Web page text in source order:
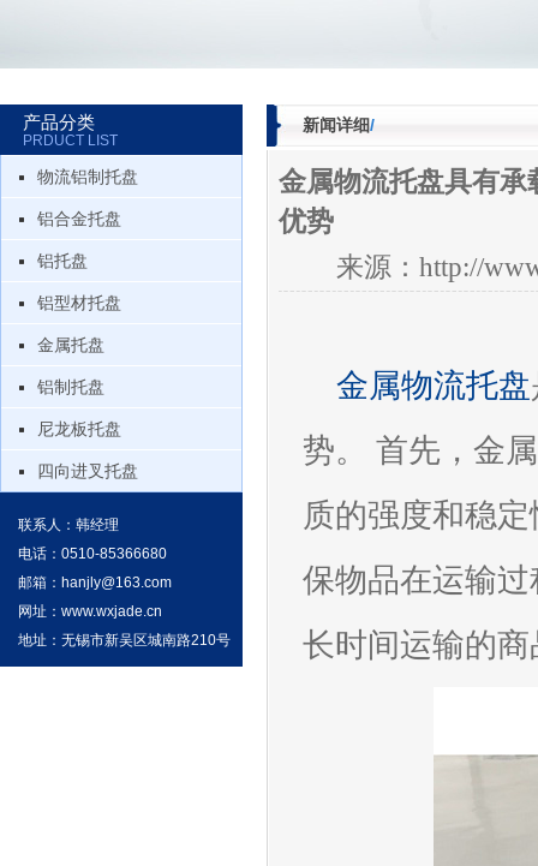
产品分类
PRDUCT LIST
物流铝制托盘
铝合金托盘
铝托盘
铝型材托盘
金属托盘
铝制托盘
尼龙板托盘
四向进叉托盘
联系人：韩经理
电话：0510-85366680
邮箱： hanjly@163.com
网址： www.wxjade.cn
地址：无锡市新吴区城南路210号
新闻详细/
金属物流托盘具有
优势
来源：http://
金属物流托盘
势。 首先，金
质的强度和稳
保物品在运输
长时间运输的